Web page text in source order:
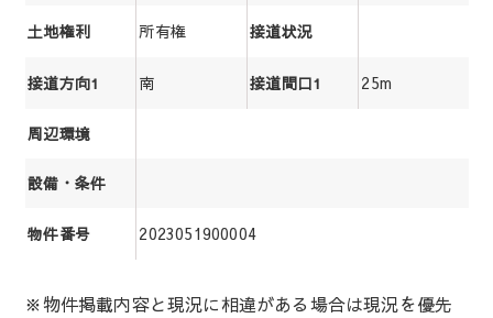
土地権利 所有権 接道状況
接道方向1 南 接道間口1 25m
周辺環境
設備・条件
物件番号 2023051900004
※物件掲載内容と現況に相違がある場合は現況を優先